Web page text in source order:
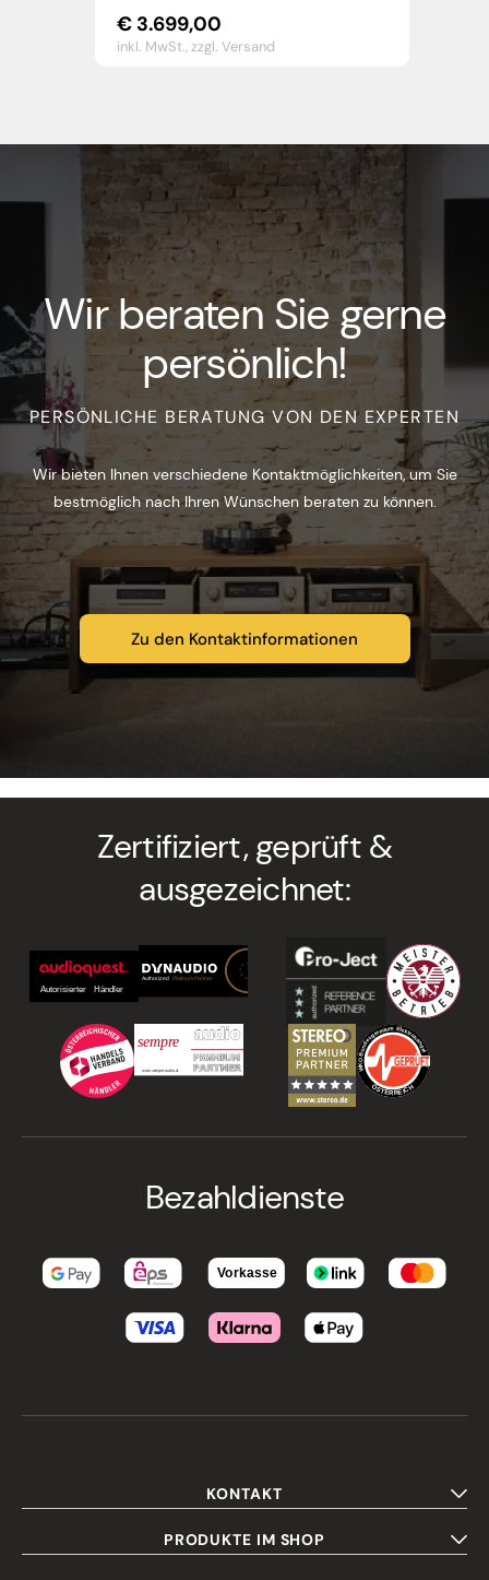
€ 3.699,00
inkl. MwSt.,zzgl. Versand
Wir beraten Sie gerne
persönlich!
PERSÖNLICHE BERATUNG VON DEN EXPERTEN
Wir bieten Ihnen verschiedene Kontaktmöglichkeiten, um Sie
bestmöglich nach Ihren Wünschen beraten zu können.
Zu den Kontaktinformationen
Zertifiziert, geprüft &
ausgezeichnet:
Bezahldienste
KONTAKT
PRODUKTE IM SHOP